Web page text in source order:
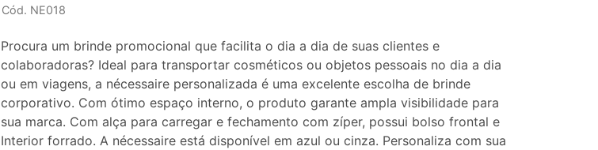
Cód. NE018
Procura um brinde promocional que facilita o dia a dia de suas clientes e
colaboradoras? Ideal para transportar cosméticos ou objetos pessoais no dia a dia
ou em viagens, a nécessaire personalizada é uma excelente escolha de brinde
corporativo. Com ótimo espaço interno, o produto garante ampla visibilidade para
sua marca. Com alça para carregar e fechamento com zíper, possui bolso frontal e
Interior forrado. A nécessaire está disponível em azul ou cinza. Personaliza com sua